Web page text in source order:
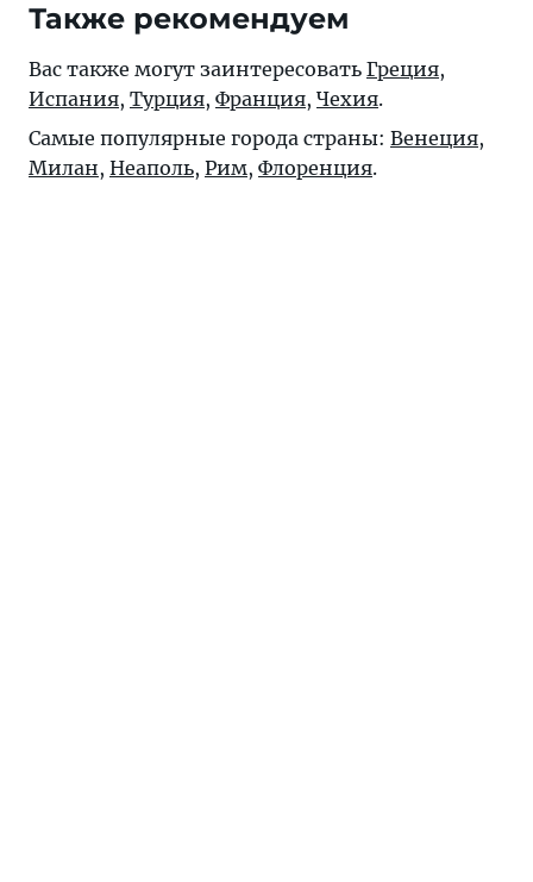
Также рекомендуем
Вас также могут заинтересовать Греция,
Испания, Турция, Франция, Чехия.
Самые популярные города страны: Венеция,
Милан, Неаполь, Рим, Флоренция.